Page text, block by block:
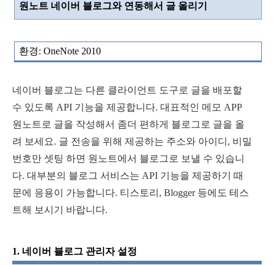
원노트 네이버 블로그와 연동해서 글 올리기
환경: OneNote 2010
네이버 블로그는 다른 클라이언트 도구로 글을 배포할
수 있도록 API 기능을 제공합니다. 대표적인 메모 APP
원노트로 글을 작성해서 좀더 편하게 블로그로 글을 올
려 보세요. 글 전송을 위해 제공하는 주소와 아이디 , 비밀
번호만 셋팅 하면 원노트에서 블로그로 보낼 수 있습니
다. 대부분의 블로그 서비스는 API 기능을 제공하기 때
문에 응용이 가능합니다. 티스토리, Blogger 등에도 테스
트해 보시기 바랍니다.
1. 네이버 블로그 관리자 설정